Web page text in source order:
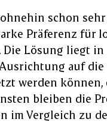
ohnehin schon
Präferenz für
Die Lösung liegt
auf
werden
bleiben die
im Vergleich zu